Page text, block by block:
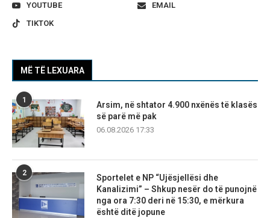
YOUTUBE
EMAIL
TIKTOK
MË TË LEXUARA
1
Arsim, në shtator 4.900 nxënës të klasës
së parë më pak
06.08.2026 17:33
2
Sportelet e NP “Ujësjellësi dhe
Kanalizimi” – Shkup nesër do të punojnë
nga ora 7:30 deri në 15:30, e mërkura
është ditë jopune